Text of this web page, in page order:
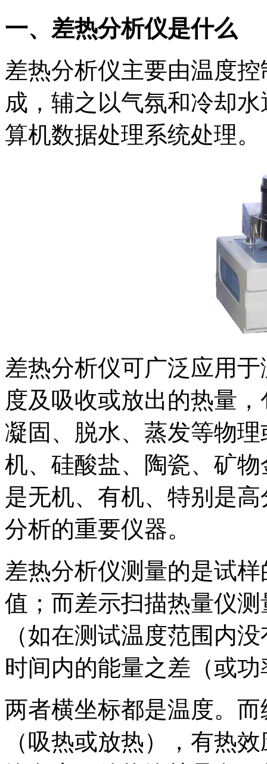
一、差热分析仪是什么
差热分析仪主要由温度
成，辅之以气氛和冷却
算机数据处理系统处理。
差热分析仪可广泛应用
度及吸收或放出的热量
凝固、脱水、蒸发等物
机、硅酸盐、陶瓷、矿
是无机、有机、特别是
分析的重要仪器。
差热分析仪测量的是试
值；而差示扫描热量仪
（如在测试温度范围内
时间内的能量之差（或
两者横坐标都是温度。
（吸热或放热），有热